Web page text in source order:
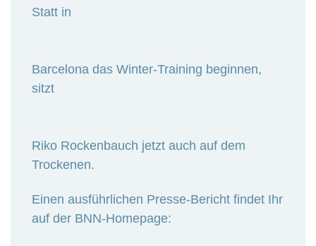
Statt in
Barcelona das Winter-Training beginnen,
sitzt
Riko Rockenbauch jetzt auch auf dem
Trockenen.
Einen ausführlichen Presse-Bericht findet Ihr
auf der BNN-Homepage: